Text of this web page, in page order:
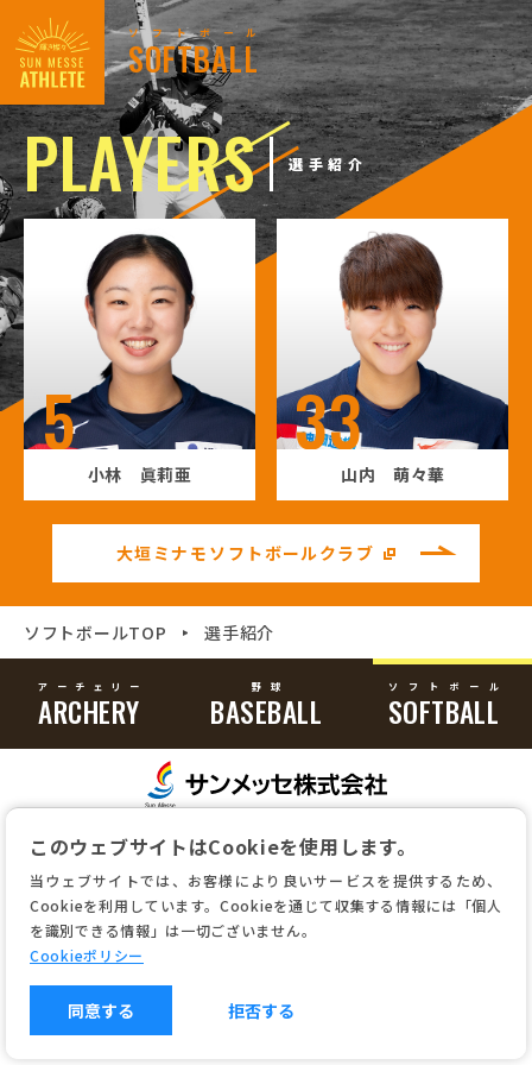
輝き燦々
SUN MESSE
ATHLETE
ソ フ ト ボ ー ル
PLAYERS 選手紹介
小林 眞莉亜
背
番
号
5
山内 萌々華
背
番
号
33
大垣ミナモ ソフトボールクラブ
（新
ン
ド
ウ
開
ま
パンくずナビゲーション
ソフトボールTOP 選手紹介
ア ー チ ェ リ ー 野球 ソ フ ト ボ ー ル
し
ウ
ィ
ン
このウェブサイトはCookieを使用します。
当ウェブサイトでは、お客様により良いサービスを提供するため、
Cookieを利用しています。Cookieを通じて収集する情報には「個人
を識別できる情報」は一切ございません。
Cookieポリシー
同意する 拒否する